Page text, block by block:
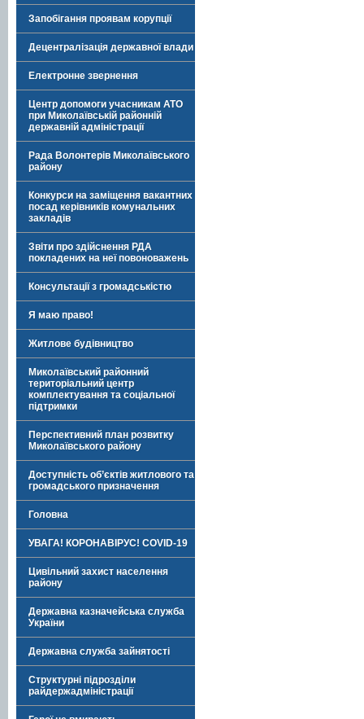
Запобігання проявам корупції
Децентралізація державної влади
Електронне звернення
Центр допомоги учасникам АТО
при Миколаївській районній
державній адміністрації
Рада Волонтерів Миколаївського
району
Конкурси на заміщення вакантних
посад керівників комунальних
закладів
Звіти про здійснення РДА
покладених на неї повоноважень
Консультації з громадськістю
Я маю право!
Житлове будівництво
Миколаївський районний
територіальний центр
комплектування та соціальної
підтримки
Перспективний план розвитку
Миколаївського району
Доступність об’єктів житлового та
громадського призначення
Головна
УВАГА! КОРОНАВІРУС! COVID-19
Цивільний захист населення
району
Державна казначейська служба
України
Державна служба зайнятості
Структурні підрозділи
райдержадміністрації